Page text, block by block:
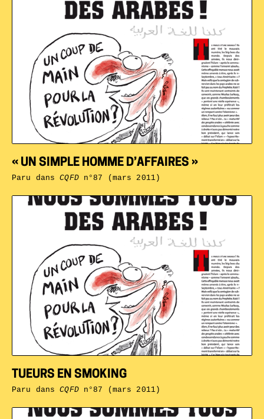
TUEURS EN SMOKING
Paru dansCQFDn°87 (mars 2011)
« UN SIMPLE HOMME D’AFFAIRES »
Paru dansCQFDn°87 (mars 2011)